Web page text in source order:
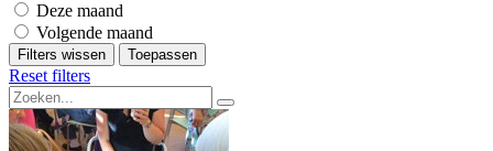
Deze maand
Volgende maand
Filters wissen Toepassen
Reset filters